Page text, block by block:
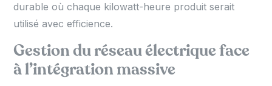
durable où chaque kilowatt-heure produit serait
utilisé avec efficience.
Gestion du réseau électrique face
à l’intégration massive